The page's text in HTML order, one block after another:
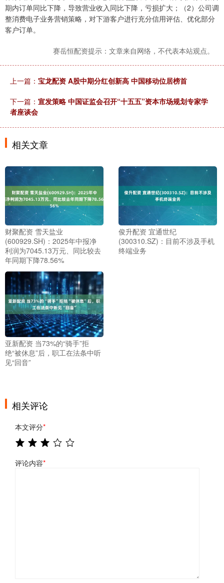
期内订单同比下降，导致营业收入同比下降，亏损扩大；（2）公司调
整消费电子业务营销策略，对下游客户进行充分信用评估、优化部分
客户订单。
赛岳恒配资提示：文章来自网络，不代表本站观点。
上一篇： 宝龙配资 A股中期分红创新高 中国移动位居榜首
下一篇： 宣发策略 中国证监会召开“十五五”资本市场规划专家学
者座谈会
相关文章
财聚配资 雪天盐业
(600929.SH)：2025年中报净
利润为7045.13万元、同比较去
年同期下降78.56%
俊升配资 宜通世纪
(300310.SZ)：目前不涉及手机
终端业务
亚新配资 当73%的“骑手”拒
绝“被休息”后，职工在法条中听
见“回音”
相关评论
本文评分*
评论内容*